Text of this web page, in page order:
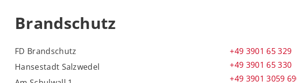
Brandschutz
FD Brandschutz
Hansestadt Salzwedel
+49 3901 65 329
+49 3901 65 330
+49 3901 3059